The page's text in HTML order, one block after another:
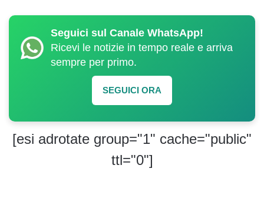
Seguici sul Canale WhatsApp!
Ricevi le notizie in tempo reale e arriva
sempre per primo.
SEGUICI ORA
[esi adrotate group="1" cache="public"
ttl="0"]